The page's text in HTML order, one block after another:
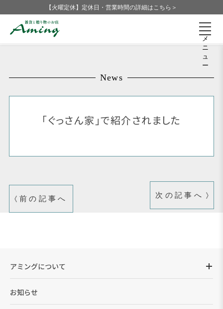
【火曜定休】定休日・営業時間の詳細はこちら＞
メ
ニ
ュ
ー
News
「ぐっさん家」で紹介されました
前の記事へ 次の記事へ
アミングについて
お知らせ